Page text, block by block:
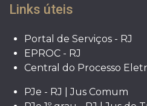
Links úteis
Portal de Serviços - RJ
EPROC - RJ
Central do Processo
PJe - RJ | Jus Comum